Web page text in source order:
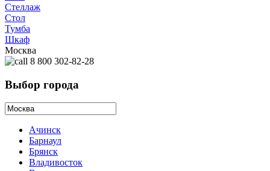
Стеллаж
Стол
Тумба
Шкаф
Москва
8 800 302-82-28
Выбор города
Ачинск
Барнаул
Брянск
Владивосток